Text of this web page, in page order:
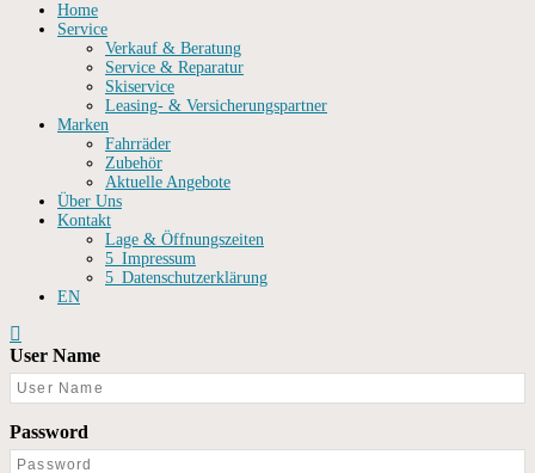
Home
Service
Verkauf & Beratung
Service & Reparatur
Skiservice
Leasing- & Versicherungspartner
Marken
Fahrräder
Zubehör
Aktuelle Angebote
Über Uns
Kontakt
Lage & Öffnungszeiten
5_Impressum
5_Datenschutzerklärung
EN
User Name
Password